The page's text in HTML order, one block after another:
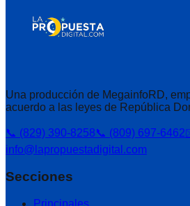
Una producción de MegainfoRD,
acuerdo a las leyes de República
📞 (829) 390-8258📞 (809) 697-6462
info@lapropuestadigital.com
Secciones
Principales